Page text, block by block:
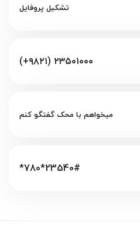
تشکیل پروفایل
(+۹۸۲۱) ۲۳۵۰۱۰۰۰
میخواهم با محک گفتگو کنم
*780*23540#